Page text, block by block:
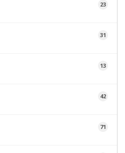
23
31
13
42
71